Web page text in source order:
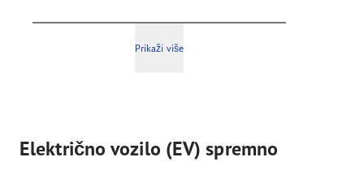
Prikaži više
Električno vozilo (EV) spremno